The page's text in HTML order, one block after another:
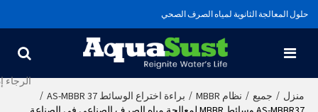
حلول المعالجة الثانوية لمياه الصرف الصحي
منزل / جميع / نظام MBBR / براءة اختراع الوسائط AS-MBBR 37
/